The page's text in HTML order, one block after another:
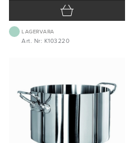
LAGERVARA
Art. Nr: K103220